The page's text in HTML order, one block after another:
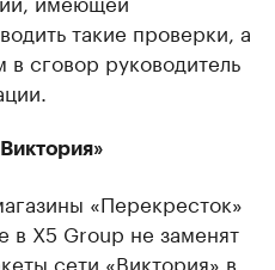
такие проверки, а
сговор руководитель
«Перекресток»
в X5 Group не заменят
сети «Виктория» в